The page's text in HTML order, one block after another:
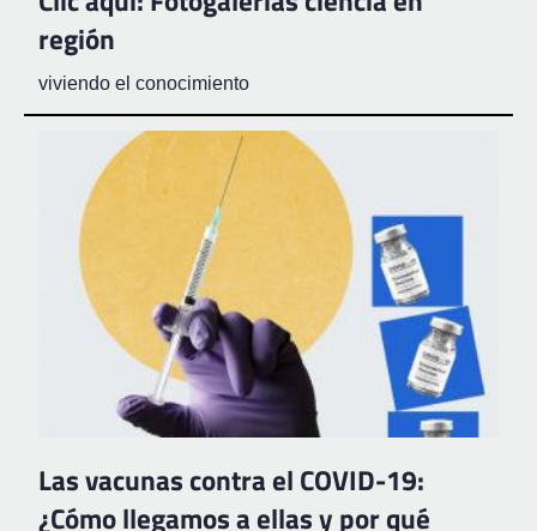
región
viviendo el conocimiento
Las vacunas contra el COVID-19:
¿Cómo llegamos a ellas y por qué